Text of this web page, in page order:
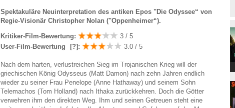
Spektakuläre Neuinterpretation des antiken Epos "Die Odyssee“ von
Regie-Visionär Christopher Nolan ("Oppenheimer“).
Kritiker-Film-Bewertung:
3 / 5
User-Film-Bewertung
[?] : 3.0 / 5
Nach dem harten, verlustreichen Sieg im Trojanischen Krieg will der
griechischen König Odysseus (Matt Damon) nach zehn Jahren endlich
wieder zu seiner Frau Penelope (Anne Hathaway) und seinem Sohn
Telemachos (Tom Holland) nach Ithaka zurückkehren. Doch die Götter
verwehren ihm den direkten Weg. Ihm und seinen Getreuen steht eine